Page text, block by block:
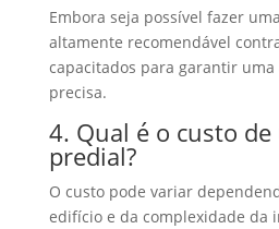
Embora seja possível fazer
altamente recomendável
capacitados para garantir
precisa.
4. Qual é o custo
predial?
O custo pode variar
edifício e da complexidade da